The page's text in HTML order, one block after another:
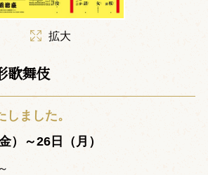
拡大
歌舞伎
ました。
）～26日（月）